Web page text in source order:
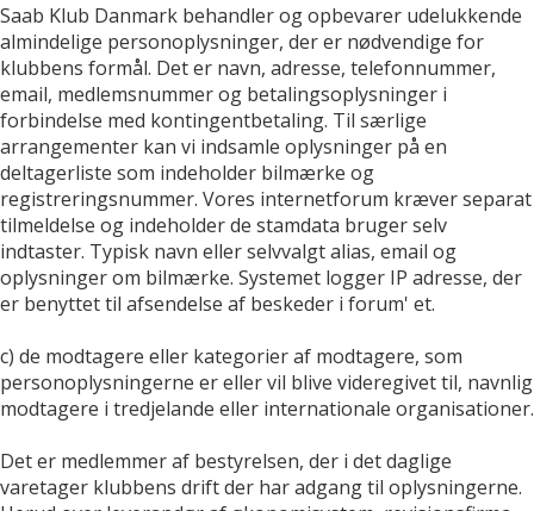
Saab Klub Danmark behandler og opbevarer udelukkende
almindelige personoplysninger, der er nødvendige for
klubbens formål. Det er navn, adresse, telefonnummer,
email, medlemsnummer og betalingsoplysninger i
forbindelse med kontingentbetaling. Til særlige
arrangementer kan vi indsamle oplysninger på en
deltagerliste som indeholder bilmærke og
registreringsnummer. Vores internetforum kræver separat
tilmeldelse og indeholder de stamdata bruger selv
indtaster. Typisk navn eller selvvalgt alias, email og
oplysninger om bilmærke. Systemet logger IP adresse, der
er benyttet til afsendelse af beskeder i forum' et.
c) de modtagere eller kategorier af modtagere, som
personoplysningerne er eller vil blive videregivet til, navnlig
modtagere i tredjelande eller internationale organisationer.
Det er medlemmer af bestyrelsen, der i det daglige
varetager klubbens drift der har adgang til oplysningerne.